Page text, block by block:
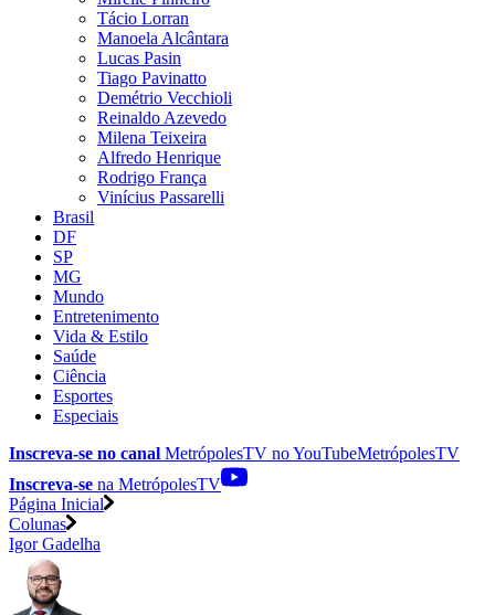
Tácio Lorran
Manoela Alcântara
Lucas Pasin
Tiago Pavinatto
Demétrio Vecchioli
Reinaldo Azevedo
Milena Teixeira
Alfredo Henrique
Rodrigo França
Vinícius Passarelli
Brasil
DF
SP
MG
Mundo
Entretenimento
Vida & Estilo
Saúde
Ciência
Esportes
Especiais
Inscreva-se no canal MetrópolesTV noYouTubeMetrópolesTV
Inscreva-se na MetrópolesTV
Página Inicial
Colunas
Igor Gadelha